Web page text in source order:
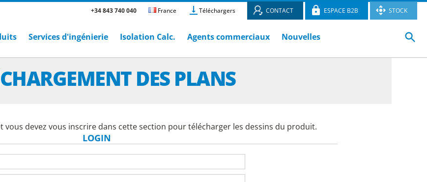
+34 843 740 040 France Téléchargers CONTACT ESPACE B2B STOCK
Services d'ingénierie Isolation Calc. Agents commerciaux Nouvelles
DES PLANS
vous devez vous inscrire dans cette section pour télécharger les dessins du produit.
LOGIN